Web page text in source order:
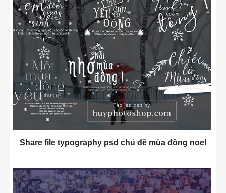
Share file typography psd chủ đề mùa đông noel